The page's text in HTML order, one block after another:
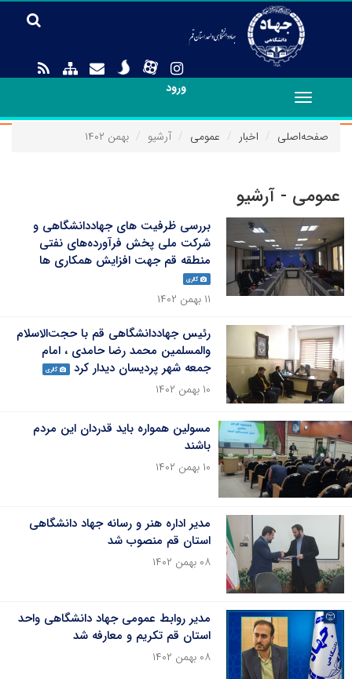
ورود
Toggle
navigation
صفحه‌اصلی
اخبار عمومی آرشیو بهمن ۱۴۰۲
عمومی - آرشیو
بررسی ظرفیت های جهاددانشگاهی و
شرکت ملی پخش فرآورده‌های نفتی
منطقه قم جهت افزایش همکاری ها
گالری
۱۱ بهمن ۱۴۰۲
رئیس جهاددانشگاهی قم با حجت‌الاسلام
والمسلمین محمد رضا حامدی ، امام
جمعه شهر پردیسان دیدار کرد
گالری
۱۰ بهمن ۱۴۰۲
مسولین همواره باید قدردان این مردم
باشند
۱۰ بهمن ۱۴۰۲
مدیر اداره هنر و رسانه جهاد دانشگاهی
استان قم منصوب شد
۰۸ بهمن ۱۴۰۲
مدیر روابط عمومی جهاد دانشگاهی واحد
استان قم تکریم و معارفه شد
۰۸ بهمن ۱۴۰۲